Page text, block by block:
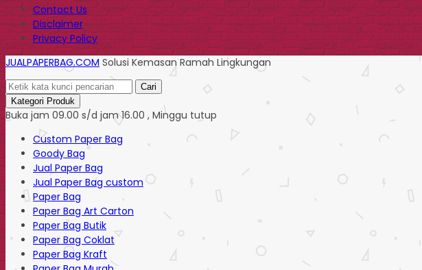
Contact Us
Disclaimer
Privacy Policy
JUALPAPERBAG.COM Solusi Kemasan Ramah Lingkungan
Cari
Kategori Produk
Buka jam 09.00 s/d jam 16.00 , Minggu tutup
Custom Paper Bag
Goody Bag
Jual Paper Bag
Jual Paper Bag custom
Paper Bag
Paper Bag Art Carton
Paper Bag Butik
Paper Bag Coklat
Paper Bag Kraft